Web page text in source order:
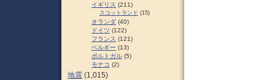
イギリス (211)
スコットランド (15)
オランダ (40)
ドイツ (122)
フランス (121)
ベルギー (13)
ポルトガル (5)
モナコ (2)
地震 (1,015)